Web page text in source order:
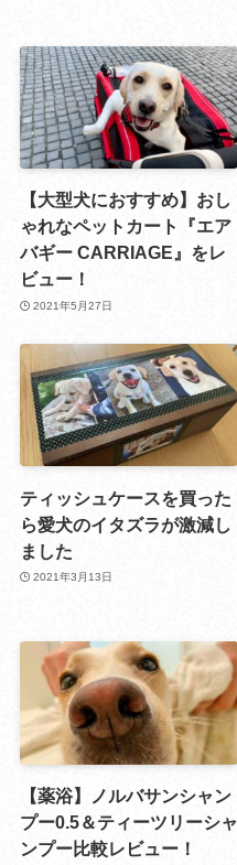
【大型犬におすすめ】おし
ゃれなペットカート『エア
バギー CARRIAGE』をレ
ビュー！
2021年5月27日
ティッシュケースを買った
ら愛犬のイタズラが激減し
ました
2021年3月13日
【薬浴】ノルバサンシャン
プー0.5＆ティーツリーシャ
ンプー比較レビュー！